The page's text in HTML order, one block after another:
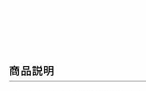
商品説明